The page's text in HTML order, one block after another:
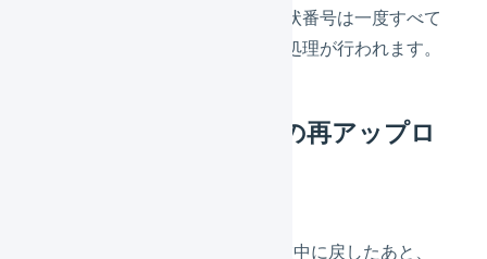
荷伝票に登録された送り状番号は一度すべて
削除され、再度出荷完了処理が行われます。
出荷を取消したあとの再アップロ
出荷済みの出荷伝票を出荷作業中に戻したあと、